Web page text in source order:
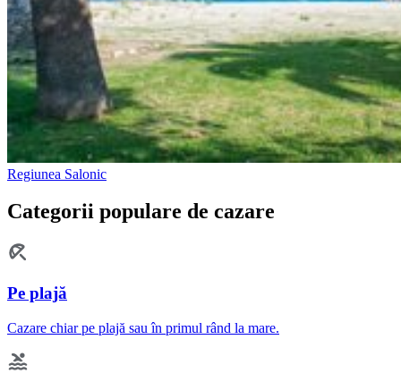
Regiunea Salonic
Categorii populare de cazare
Pe plajă
Cazare chiar pe plajă sau în primul rând la mare.